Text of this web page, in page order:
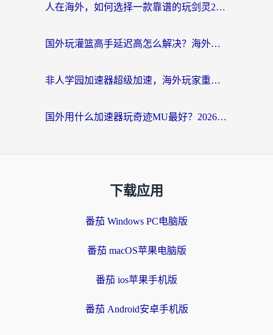
人在海外，如何选择一款靠谱的玩剑灵2加速器？
国外玩灌篮高手延迟高怎么解决？海外玩家国服游戏加速终极指南
非人学园加速器超级加速，海外玩家重返国服的通行证
国外用什么加速器玩奇迹MU最好？2026海外玩家国服游戏加速全攻略
下载应用
番茄 Windows PC电脑版
番茄 macOS苹果电脑版
番茄 ios苹果手机版
番茄 Android安卓手机版